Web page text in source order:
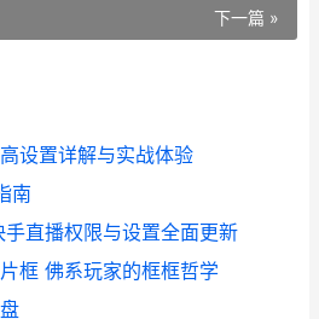
下一篇 »
设置详解与实战体验
南
直播权限与设置全面更新
框 佛系玩家的框框哲学